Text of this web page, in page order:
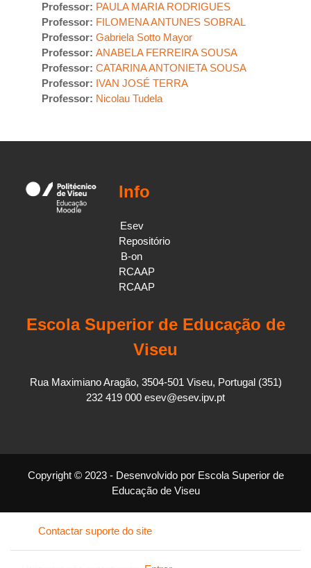
Professor: PAULA MARIA RODRIGUES
Professor: FILOMENA ANTUNES SOBRAL
Professor: Gabriela Sotto Mayor
Professor: ANABELA FERREIRA SOUSA
Professor: CATARINA ANTONIETA SOUSA
Professor: IVAN JOSÉ TERRA
Professor: Nicolau Tudela
Info
Esev
Repositório
B-on
RCAAP
RCAAP
Escola Superior de Educação de
Viseu
Rua Maximiano Aragão, 3504-501 Viseu, Portugal (351)
232 419 000 esev@esev.ipv.pt
Copyright © 2023 - Desenvolvido por Escola Superior de
Educação de Viseu
Contactar suporte do site